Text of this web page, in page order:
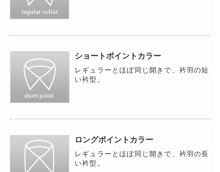
ショートポイントカラー
レギュラーとほぼ同じ開きで、衿羽の短
い衿型。
ロングポイントカラー
レギュラーとほぼ同じ開きで、衿羽の長
い衿型。